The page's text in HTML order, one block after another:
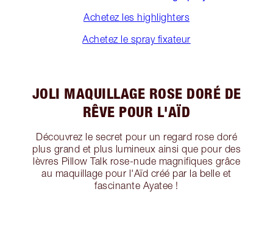
Achetez les highlighters
Achetez le spray fixateur
JOLI MAQUILLAGE ROSE DORÉ DE
RÊVE POUR L'AÏD
Découvrez le secret pour un regard rose doré
plus grand et plus lumineux ainsi que pour des
lèvres Pillow Talk rose-nude magnifiques grâce
au maquillage pour l'Aïd créé par la belle et
fascinante Ayatee !